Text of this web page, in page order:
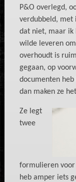
P&O overlegd,
verdubbeld, met
dat niet, maar ik
wildeleveren
overhoudt is
gegaan, op
documenten
dan maken ze
Ze legt
twee
formulieren voor
heb amper iets